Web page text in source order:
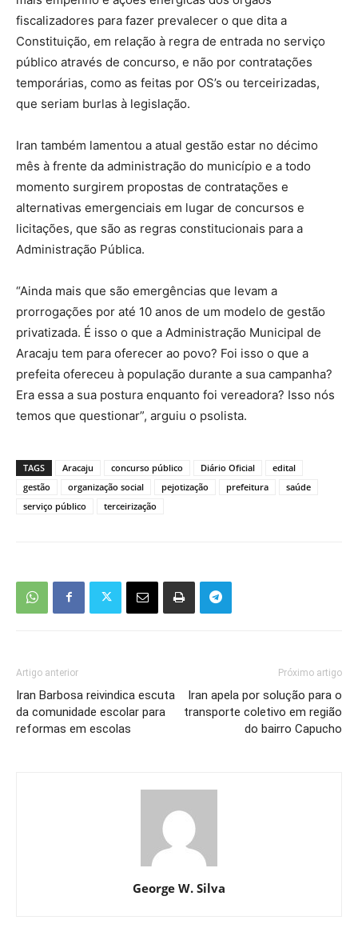
fiscalizadores para fazer prevalecer o que dita a
Constituição, em relação à regra de entrada no serviço
público através de concurso, e não por contratações
temporárias, como as feitas por OS’s ou terceirizadas,
que seriam burlas à legislação.
Iran também lamentou a atual gestão estar no décimo
mês à frente da administração do município e a todo
momento surgirem propostas de contratações e
alternativas emergenciais em lugar de concursos e
licitações, que são as regras constitucionais para a
Administração Pública.
“Ainda mais que são emergências que levam a
prorrogações por até 10 anos de um modelo de gestão
privatizada. É isso o que a Administração Municipal de
Aracaju tem para oferecer ao povo? Foi isso o que a
prefeita ofereceu à população durante a sua campanha?
Era essa a sua postura enquanto foi vereadora? Isso nós
temos que questionar”, arguiu o psolista.
TAGS Aracaju concurso público Diário Oficial
edital
gestão
organização social pejotização prefeitura
saúde
serviço público
terceirização
Artigo anterior
​Iran Barbosa reivindica escuta
da comunidade escolar para
reformas em escolas
Próximo artigo
Iran apela por solução para o
transporte coletivo em região
do bairro Capucho
George W. Silva